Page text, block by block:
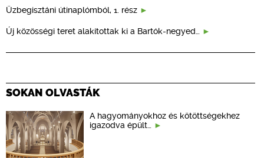
Üzbegisztáni útinaplómból, 1. rész
Új közösségi teret alakítottak ki a Bartók-negyed…
SOKAN OLVASTÁK
A hagyományokhoz és kötöttségekhez
igazodva épült…